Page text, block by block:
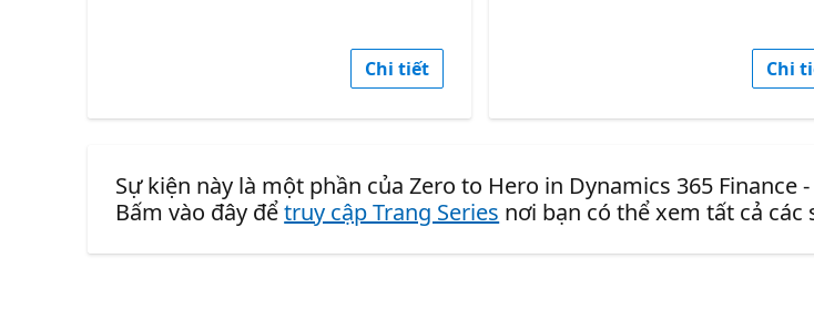
Chi tiết Chi
Sự kiện này là một phần của Zero to Hero in Dynamics 365 Finance
Bấm vào đây đểtruy cập Trang Series nơi bạn có thể xem tất cả các